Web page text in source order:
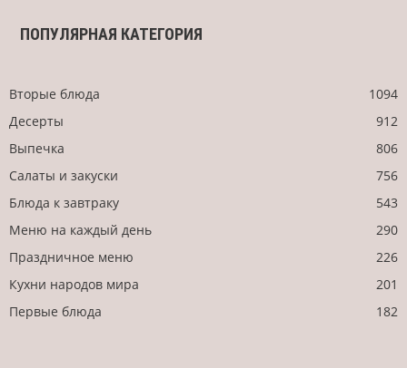
ПОПУЛЯРНАЯ КАТЕГОРИЯ
Вторые блюда
1094
Десерты
912
Выпечка
806
Салаты и закуски
756
Блюда к завтраку
543
Меню на каждый день
290
Праздничное меню
226
Кухни народов мира
201
Первые блюда
182